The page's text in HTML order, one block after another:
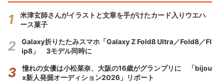
米津玄師さんがイラストと文章を手がけたカード入りウエハ
ース菓子
Galaxy折りたたみスマホ「Galaxy Z Fold8 Ultra／Fold8／Fl
ip8」 3モデル同時に
憧れの女優は小松菜奈、大阪の16歳がグランプリに 「bijou
x新人発掘オーディション2026」リポート